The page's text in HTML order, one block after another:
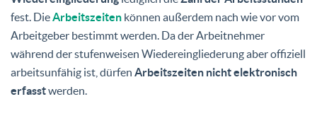
fest. DieArbeitszeiten können außerdem nach wie vor vom
Arbeitgeber bestimmt werden. Da der Arbeitnehmer
während der stufenweisen Wiedereingliederung aber offiziell
arbeitsunfähig ist, dürfen Arbeitszeiten nicht elektronisch
erfasstwerden.